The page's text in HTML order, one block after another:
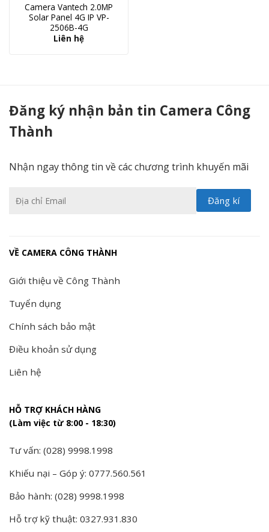
Camera Vantech 2.0MP
Solar Panel 4G IP VP-
2506B-4G
Liên hệ
Đăng ký nhận bản tin Camera Công
Thành
Nhận ngay thông tin về các chương trình khuyến mãi
VỀ CAMERA CÔNG THÀNH
Giới thiệu về Công Thành
Tuyển dụng
Chính sách bảo mật
Điều khoản sử dụng
Liên hệ
HỖ TRỢ KHÁCH HÀNG
(Làm việc từ 8:00 - 18:30)
Tư vấn: (028) 9998.1998
Khiếu nại – Góp ý: 0777.560.561
Bảo hành: (028) 9998.1998
Hỗ trợ kỹ thuật: 0327.931.830